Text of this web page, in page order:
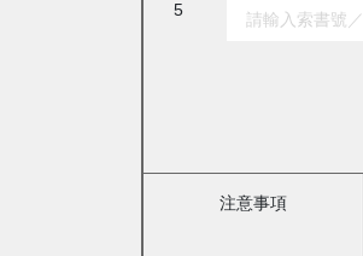
5
注意事項